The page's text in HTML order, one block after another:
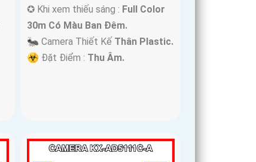
✪ Khi xem thiếu sáng : Full Color
30m Có Màu Ban Ðêm.
🐜 Camera Thiết Kế Thân Plastic.
️☣️ Đặt Điểm : Thu Âm.